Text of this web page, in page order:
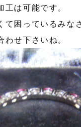
工は可能です。
て困っているみな
わせ下さいね。